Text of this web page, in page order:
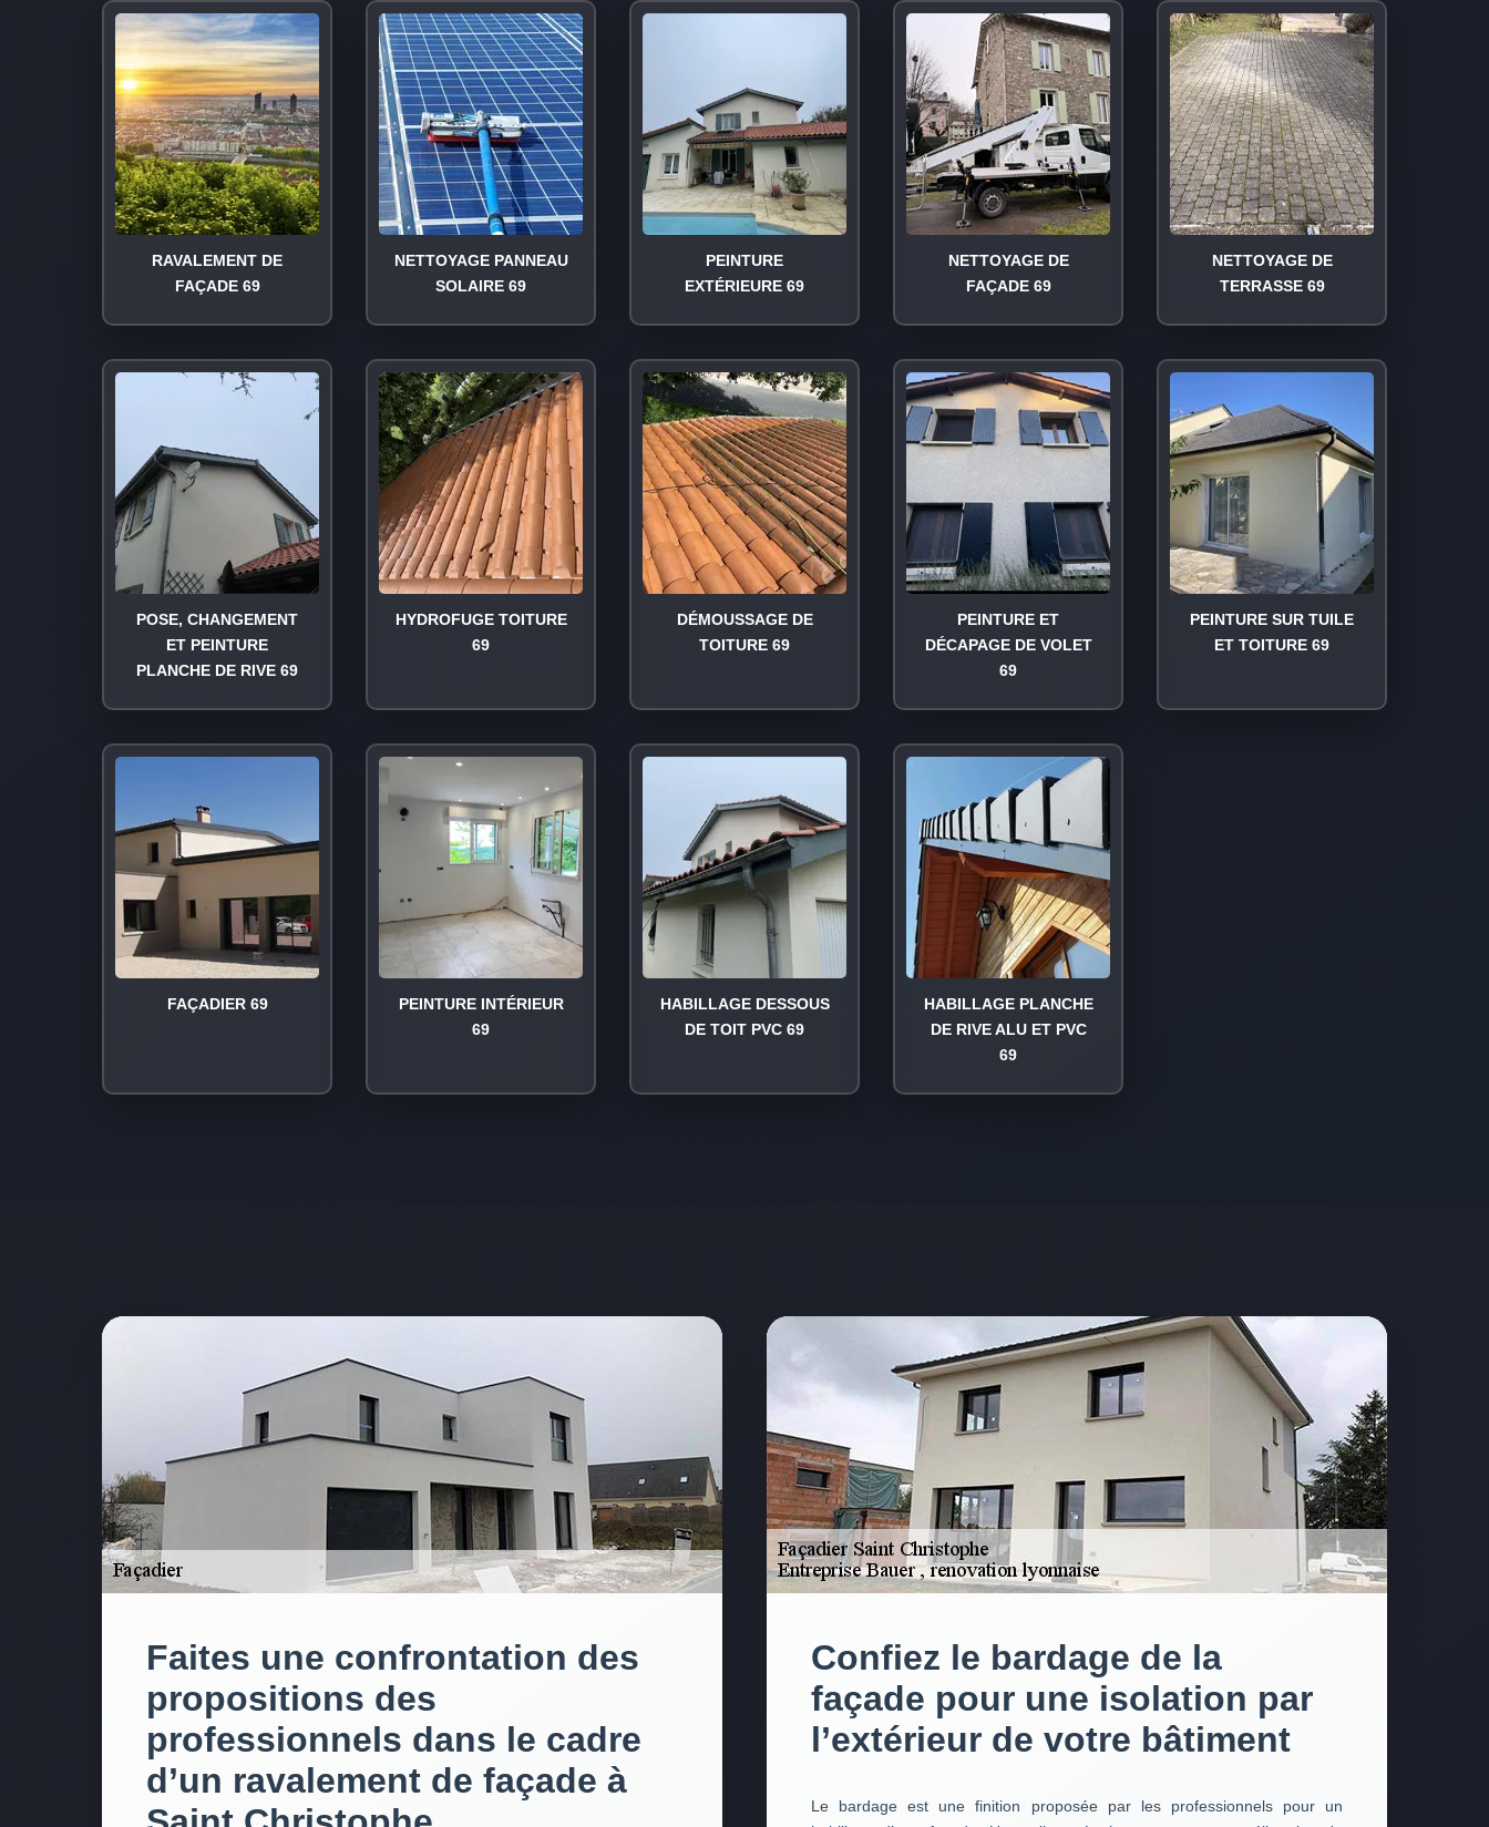
RAVALEMENT DE
FAÇADE 69
NETTOYAGE PANNEAU
SOLAIRE 69
PEINTURE
EXTÉRIEURE 69
NETTOYAGE DE
FAÇADE 69
NETTOYAGE DE
TERRASSE 69
POSE, CHANGEMENT
ET PEINTURE
PLANCHE DE RIVE 69
HYDROFUGE TOITURE
69
DÉMOUSSAGE DE
TOITURE 69
PEINTURE ET
DÉCAPAGE DE VOLET
69
PEINTURE SUR TUILE
ET TOITURE 69
FAÇADIER 69
PEINTURE INTÉRIEUR
69
HABILLAGE DESSOUS
DE TOIT PVC 69
HABILLAGE PLANCHE
DE RIVE ALU ET PVC
69
Faites une confrontation des
propositions des
professionnels dans le cadre
d’un ravalement de façade à
Confiez le bardage de la
façade pour une isolation par
l’extérieur de votre bâtiment
Le bardage est une finition proposée par les professionnels pour un